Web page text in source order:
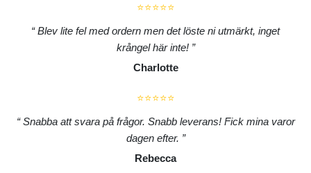
⭐⭐⭐⭐⭐
Blev lite fel med ordern men det löste ni utmärkt, inget
krångel här inte!
Charlotte
⭐⭐⭐⭐⭐
Snabba att svara på frågor. Snabb leverans! Fick mina varor
dagen efter.
Rebecca